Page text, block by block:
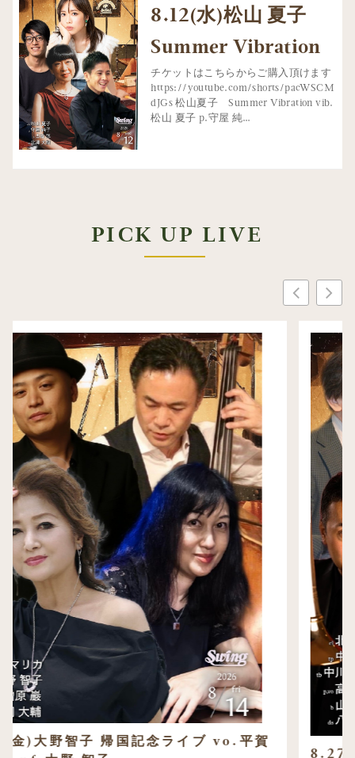
8.12(水)松山 夏子
Summer Vibration
チケットはこちらからご購入頂けます
https://youtube.com/shorts/pacWSCM
dJGs 松山夏子 Summer Vibration vib.
松山 夏子 p.守屋 純…
PICK UP LIVE
8.27(木)cl.北村 英治